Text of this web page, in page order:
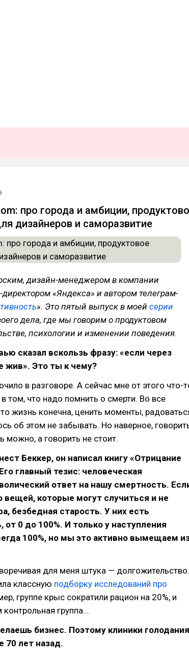
про города и амбиции,
дизайнеров и саморазвитие
дизайн-менеджером в компании
«Яндекса» и автором телеграм-
». Это пятый выпуск в моей серии
дела, где мы говорим о продуктовом
психологии и изменении поведения.
сказал вскользь фразу: «если через
жив». Это ты к чему?
в разговоре. А сейчас мне от этого что-
том, что надо помнить о смерти. Во все
жизнь конечна, ценить моменты,
об этом не забывать. Но наверное,
можно, а говорить не стоит.
Беккер, он написал книгу «Отрицание
главный тезис: человеческая
ответ на нашу смертность.
вещей, которые могут случиться и не
безбедная старость. У них есть
от 0 до 100%. И только у наступления
100%, но мы это активно вымещаем
для меня штука — долгожительство.
классную подборку исследований про
группе крыс сократили рацион на 20%, и
группа...
бизнес. Поэтому клиники голодания
лет назад.